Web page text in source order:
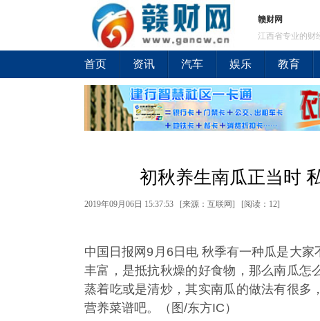
赣财网
江西省专业的财
首页 资讯 汽车 娱乐 教育
初秋养生南瓜正当时
2019年09月06日 15:37:53 [来源：互联网] [阅读：12]
中国日报网9月6日电 秋季有一种瓜是大
丰富，是抵抗秋燥的好食物，那么南瓜怎
蒸着吃或是清炒，其实南瓜的做法有很多
营养菜谱吧。（图/东方IC）